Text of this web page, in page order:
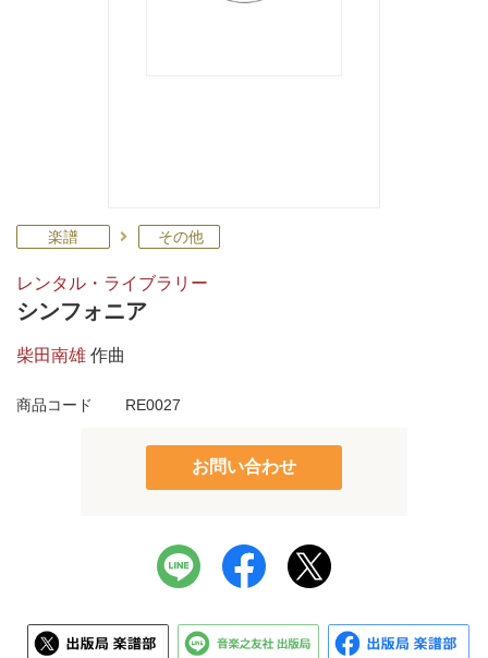
楽譜 その他
レンタル・ライブラリー
シンフォニア
柴田南雄 作曲
商品コード RE0027
お問い合わせ